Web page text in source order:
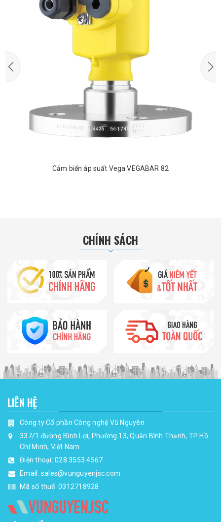
Cảm biến áp suất Vega VEGABAR 82
CHÍNH SÁCH
LIÊN HỆ
Công ty Cổ phần Công nghệ Vũ Nguyên
337/1 đường Bình Lợi, Phường 13, Quận Bình Thạnh, TP Hồ
Chí Minh, Việt Nam
Điện thoại: 028 3553 4567
Email: sales@vunguyenjsc.com
Mã số thuế: 0312718928